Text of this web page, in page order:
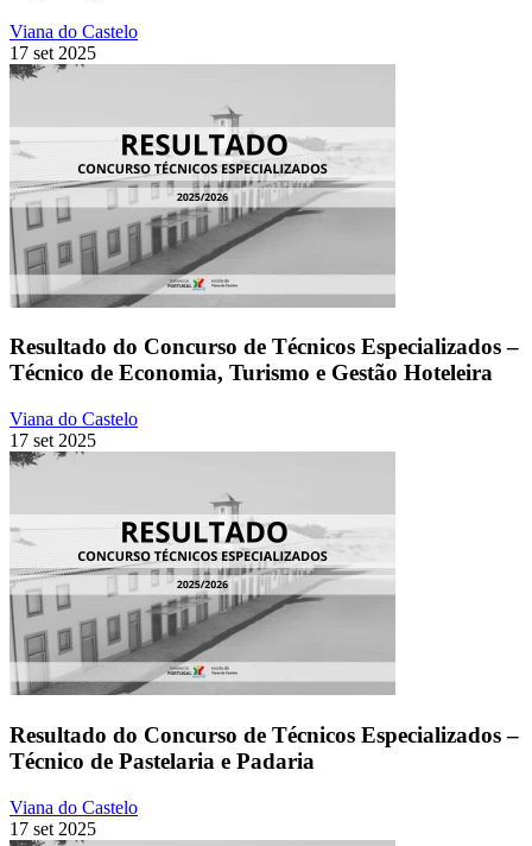
Viana do Castelo
17 set 2025
Resultado do Concurso de Técnicos Especializados –
Técnico de Economia, Turismo e Gestão Hoteleira
Viana do Castelo
17 set 2025
Resultado do Concurso de Técnicos Especializados –
Técnico de Pastelaria e Padaria
Viana do Castelo
17 set 2025